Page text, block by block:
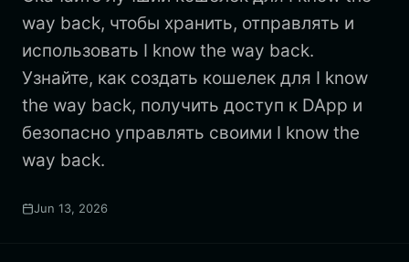
way back, чтобы хранить, отправлять и
использовать I know the way back.
Узнайте, как создать кошелек для I know
the way back, получить доступ к DApp и
безопасно управлять своими I know the
way back.
Jun 13, 2026